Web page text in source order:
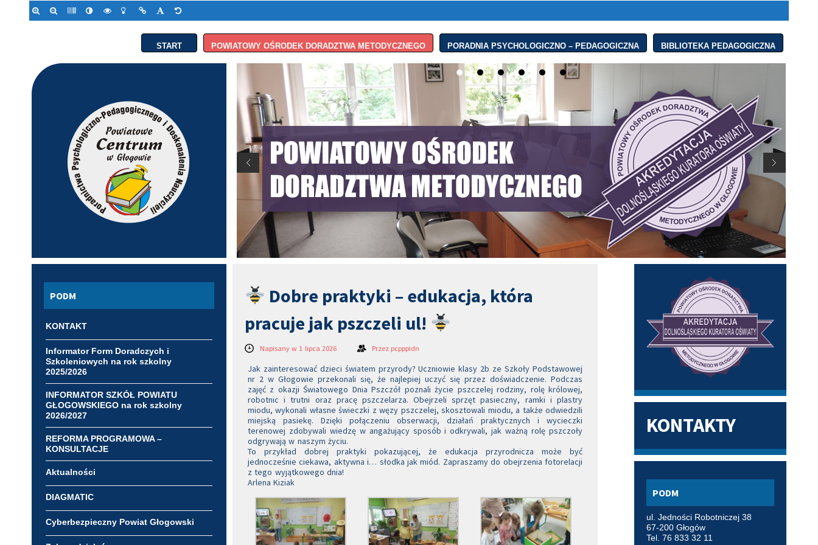
START POWIATOWY OŚRODEK DORADZTWA METODYCZNEGO PORADNIA PSYCHOLOGICZNO – PEDAGOGICZNA BIBLIOTEKA PEDAGOGICZNA
PODM
KONTAKT
Informator Form Doradczych i
Szkoleniowych na rok szkolny
2025/2026
INFORMATOR SZKÓŁ POWIATU
GŁOGOWSKIEGO na rok szkolny
2026/2027
REFORMA PROGRAMOWA –
KONSULTACJE
Aktualności
DIAGMATIC
Cyberbezpieczny Powiat Głogowski
Dobre praktyki – edukacja, która
pracuje jak pszczeli ul!
Napisany w 1 lipca 2026 Przez pcpppidn
Jak zainteresować dzieci światem przyrody? Uczniowie klasy 2b ze Szkoły Podstawowej
nr 2 w Głogowie przekonali się, że najlepiej uczyć się przez doświadczenie. Podczas
zajęć z okazji Światowego Dnia Pszczół poznali życie pszczelej rodziny, rolę królowej,
robotnic i trutni oraz pracę pszczelarza. Obejrzeli sprzęt pasieczny, ramki i plastry
miodu, wykonali własne świeczki z węzy pszczelej, skosztowali miodu, a także odwiedzili
miejską pasiekę. Dzięki połączeniu obserwacji, działań praktycznych i wycieczki
terenowej zdobywali wiedzę w angażujący sposób i odkrywali, jak ważną rolę pszczoły
odgrywają w naszym życiu.
To przykład dobrej praktyki pokazującej, że edukacja przyrodnicza może być
jednocześnie ciekawa, aktywna i… słodka jak miód. Zapraszamy do obejrzenia fotorelacji
z tego wyjątkowego dnia!
Arlena Kiziak
KONTAKTY
PODM
ul. Jedności Robotniczej 38
67-200 Głogów
Tel. 76 833 32 11